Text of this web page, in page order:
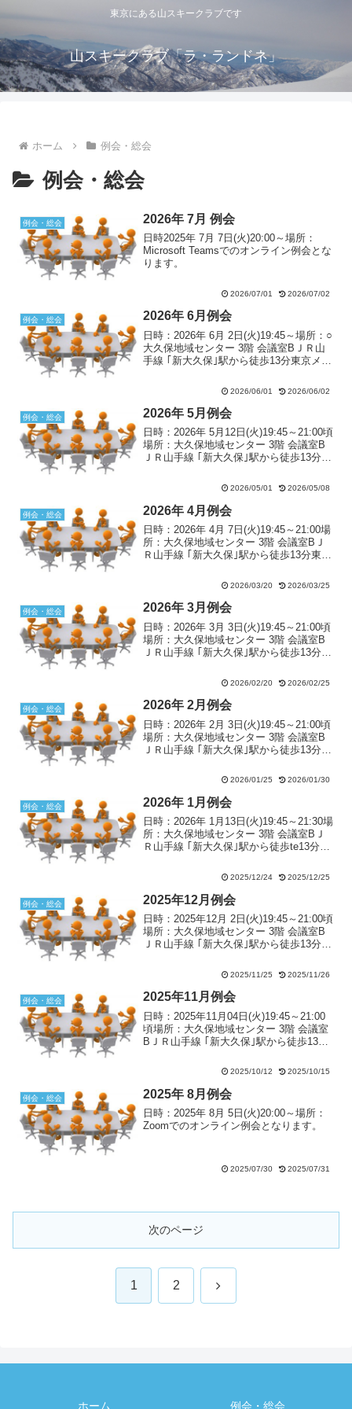
東京にある山スキークラブです
山スキークラブ「ラ・ランドネ」
ホーム 例会・総会
例会・総会
例会・総会 2026年 7月 例会
日時2025年 7月 7日(火)20:00～場所：
Microsoft Teamsでのオンライン例会とな
ります。
2026/07/01 2026/07/02
例会・総会 2026年 6月例会
日時：2026年 6月 2日(火)19:45～場所：○
大久保地域センター 3階 会議室BＪＲ山
手線 ｢新大久保｣駅から徒歩13分東京メト
2026/06/01 2026/06/02
例会・総会 2026年 5月例会
日時：2026年 5月12日(火)19:45～21:00頃
場所：大久保地域センター 3階 会議室B
ＪＲ山手線 ｢新大久保｣駅から徒歩13分東
ター口から徒歩8分 2026/05/01 2026/05/08
例会・総会 2026年 4月例会
日時：2026年 4月 7日(火)19:45～21:00場
所：大久保地域センター 3階 会議室BＪ
Ｒ山手線 ｢新大久保｣駅から徒歩13分東京
2026/03/20 2026/03/25
例会・総会 2026年 3月例会
日時：2026年 3月 3日(火)19:45～21:00頃
場所：大久保地域センター 3階 会議室B
ＪＲ山手線 ｢新大久保｣駅から徒歩13分東
ター口から徒歩8分 2026/02/20 2026/02/25
例会・総会 2026年 2月例会
日時：2026年 2月 3日(火)19:45～21:00頃
場所：大久保地域センター 3階 会議室B
ＪＲ山手線 ｢新大久保｣駅から徒歩13分東
ター口から徒歩8分 2026/01/25 2026/01/30
例会・総会 2026年 1月例会
日時：2026年 1月13日(火)19:45～21:30場
所：大久保地域センター 3階 会議室BＪ
Ｒ山手線 ｢新大久保｣駅から徒歩te13分東
ター口から徒歩8分 2025/12/24 2025/12/25
例会・総会 2025年12月例会
日時：2025年12月 2日(火)19:45～21:00頃
場所：大久保地域センター 3階 会議室B
ＪＲ山手線 ｢新大久保｣駅から徒歩13分東
ター口から徒歩8分 2025/11/25 2025/11/26
例会・総会 2025年11月例会
日時：2025年11月04日(火)19:45～21:00
頃場所：大久保地域センター 3階 会議室
BＪＲ山手線 ｢新大久保｣駅から徒歩13分
ーター口から徒歩8分2025/10/12 2025/10/15
例会・総会 2025年 8月例会
日時：2025年 8月 5日(火)20:00～場所：
Zoomでのオンライン例会となります。
2025/07/30 2025/07/31
次のページ
1 2 次
ホーム 例会・総会